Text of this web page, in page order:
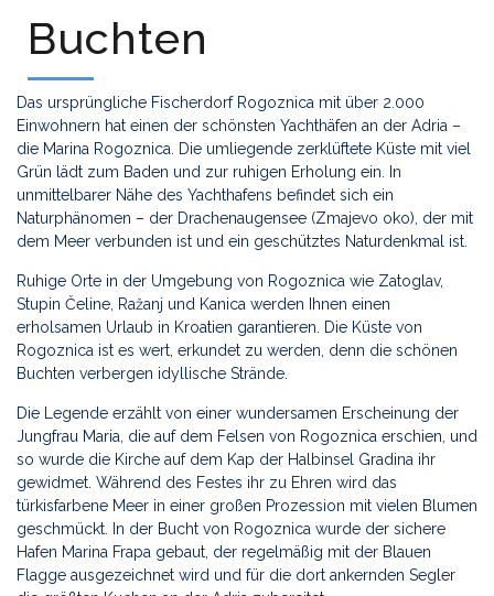
Buchten
Das ursprüngliche Fischerdorf Rogoznica mit über 2.000
Einwohnern hat einen der schönsten Yachthäfen an der Adria –
die Marina Rogoznica. Die umliegende zerklüftete Küste mit viel
Grün lädt zum Baden und zur ruhigen Erholung ein. In
unmittelbarer Nähe des Yachthafens befindet sich ein
Naturphänomen – der Drachenaugensee (Zmajevo oko), der mit
dem Meer verbunden ist und ein geschütztes Naturdenkmal ist.
Ruhige Orte in der Umgebung von Rogoznica wie Zatoglav,
Stupin Čeline, Ražanj und Kanica werden Ihnen einen
erholsamen Urlaub in Kroatien garantieren. Die Küste von
Rogoznica ist es wert, erkundet zu werden, denn die schönen
Buchten verbergen idyllische Strände.
Die Legende erzählt von einer wundersamen Erscheinung der
Jungfrau Maria, die auf dem Felsen von Rogoznica erschien, und
so wurde die Kirche auf dem Kap der Halbinsel Gradina ihr
gewidmet. Während des Festes ihr zu Ehren wird das
türkisfarbene Meer in einer großen Prozession mit vielen Blumen
geschmückt. In der Bucht von Rogoznica wurde der sichere
Hafen Marina Frapa gebaut, der regelmäßig mit der Blauen
Flagge ausgezeichnet wird und für die dort ankernden Segler